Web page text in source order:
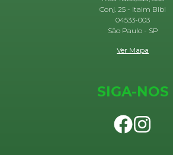
Conj. 25 - Itaim Bibi
04533-003
São Paulo - SP
Ver Mapa
SIGA-NOS